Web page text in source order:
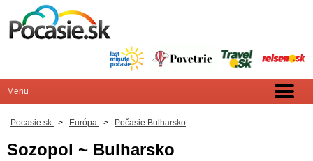
Pocasie.sk > Európa > Počasie Bulharsko
Sozopol ~ Bulharsko